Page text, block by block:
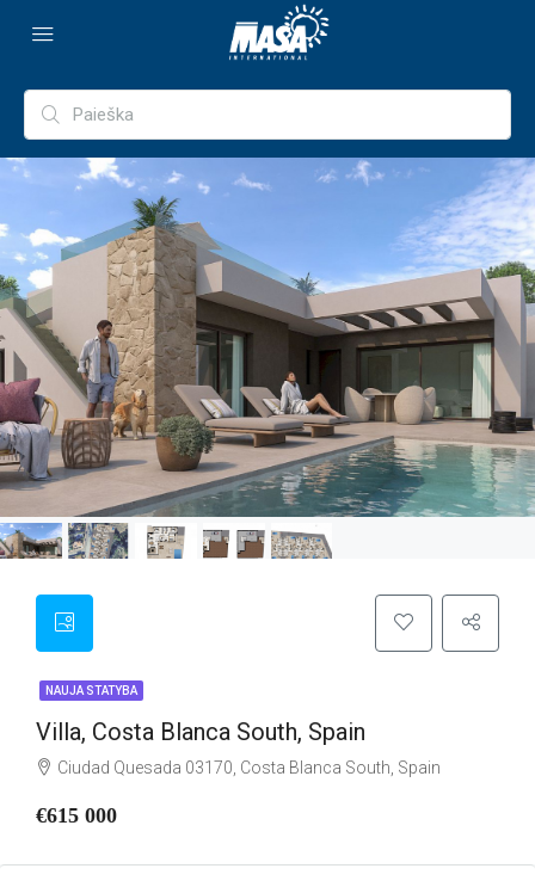
NAUJA STATYBA
Villa, Costa Blanca South, Spain
Ciudad Quesada 03170, Costa Blanca South, Spain
€615 000